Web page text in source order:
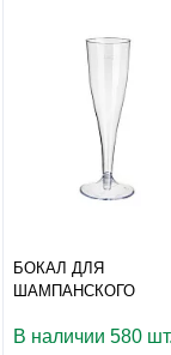
БОКАЛ ДЛЯ
ШАМПАНСКОГО
В наличии 580 шт.